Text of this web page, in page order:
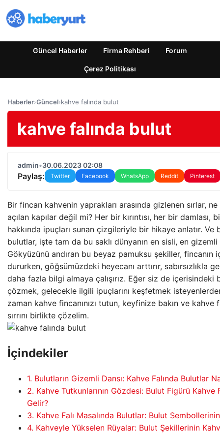
Güncel Haberler Firma Rehberi Forum
Çerez Politikası
Haberler›Güncel›kahve falında bulut
kahve falında bulut
admin•30.06.2023 02:08
Paylaş: Twitter Facebook WhatsApp Reddit Pinterest
Bir fincan kahvenin yaprakları arasında gizlenen sırlar,
açılan kapılar değil mi? Her bir kırıntısı, her bir damlası,
hakkında ipuçları sunan çizgileriyle bir hikaye anlatır. Ve
bulutlar, işte tam da bu saklı dünyanın en sisli, en gizemli
Gökyüzünü andıran bu beyaz pamuksu şekiller, fincanın
dururken, göğsümüzdeki heyecanı arttırır, sabırsızlıkla
daha fazla bilgi almaya çalışırız. Eğer siz de içerisindeki
çözmek, gelecekle ilgili ipuçlarını keşfetmek
zaman kahve fincanınızı tutun, keyfinize bakın ve kahve
sırrını birlikte çözelim.
İçindekiler
1. Bulutların Gizemli Dansı: Kahve Falında Bulutlar
2. Kahve Tutkunlarının Gözdesi: Bulut Figürü Kahve
Gelir?
3. Kahve Falı Masalında Bulutlar: Bulut
4. Kahveyle Yükselen Rüyalar: Bulut Şekillerinin